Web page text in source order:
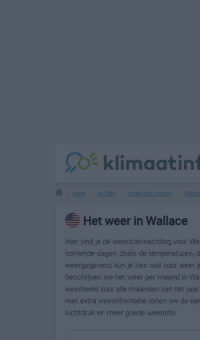
weer landen verenigde staten
Het weer in Wallace
Hier vind je de weersverwachting voor
komende dagen, zoals de temperaturen,
weergegevens kun je zien wat voor
beschrijven we het weer per maand in
weerbeeld voor alle maanden van het
met extra weerinformatie tonen we de
luchtdruk en meer goede weerinfo.